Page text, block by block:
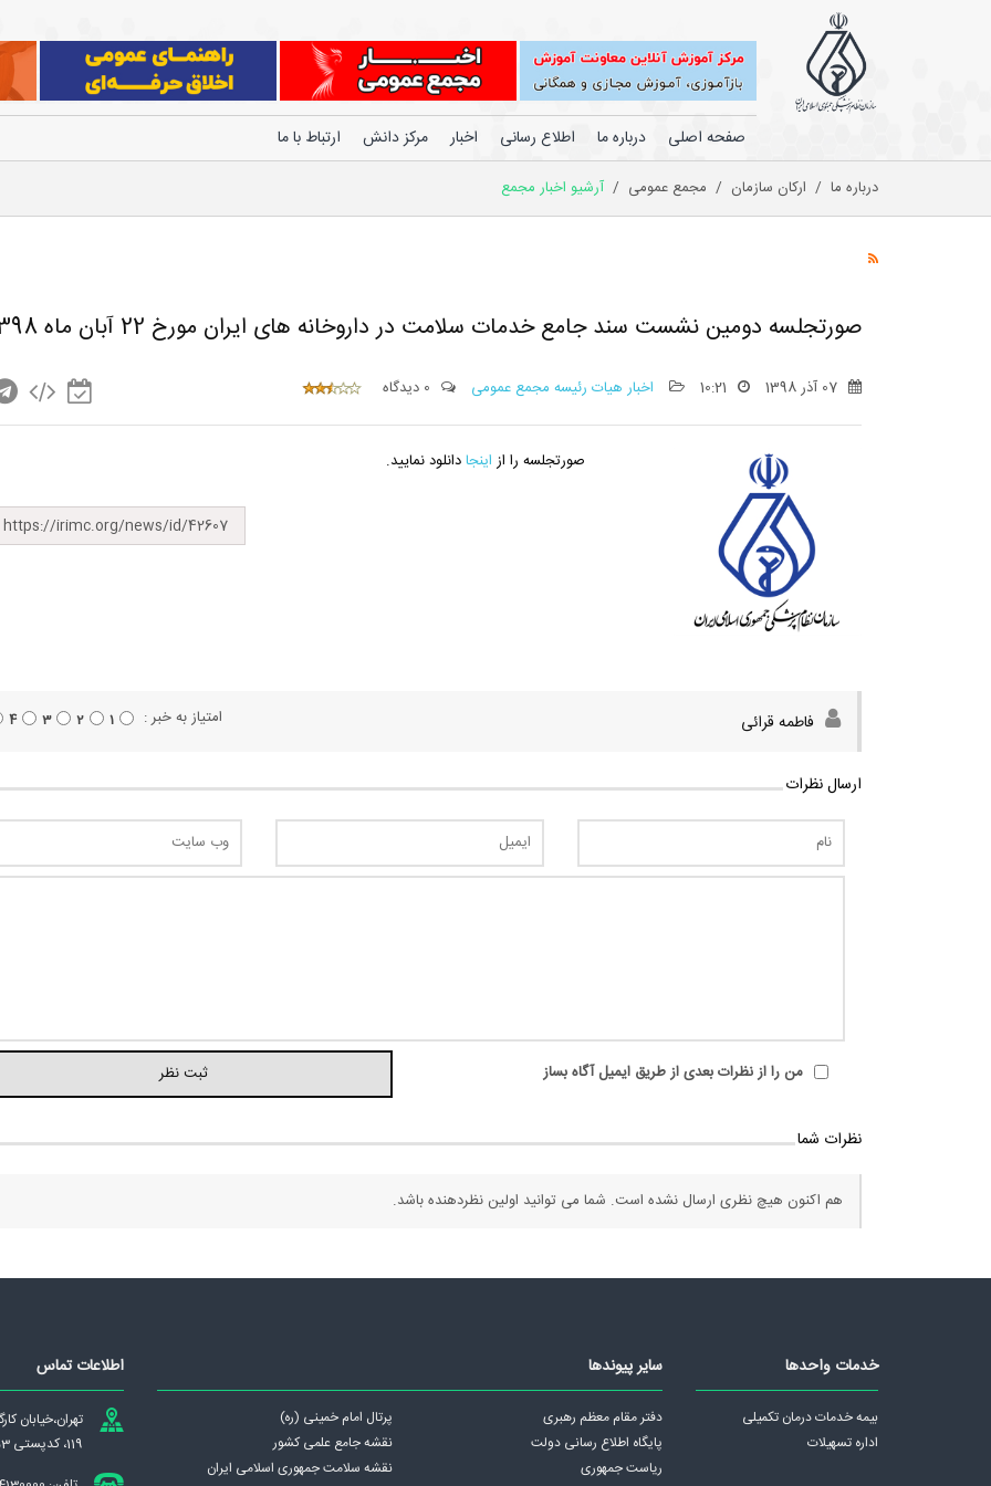
صفحه اصلی درباره ما اطلاع رسانی اخبار مرکز دانش ارتباط با ما
درباره ما / ارکان سازمان / مجمع عمومی / آرشیو اخبار مجمع
صورتجلسه دومین نشست سند جامع خدمات سلامت در داروخانه های ایران مورخ 22 آبان ماه 1398
07 آذر 1398 10:21 اخبار هیات رئیسه مجمع عمومی 0 دیدگاه
صورتجلسه را از اینجادانلود نمایید.
فاطمه قرائی امتیاز به خبر : 1
2
3
4
ارسال نظرات
من را از نظرات بعدی از طریق ایمیل آگاه بساز
نظرات شما
هم اکنون هیچ نظری ارسال نشده است. شما می توانید اولین نظردهنده باشد.
خدمات واحدها
بیمه خدمات درمان تکمیلی
اداره تسهیلات
سایر پیوندها
دفتر مقام معظم رهبری
پايگاه اطلاع رسانی دولت
ریاست جمهوری
پرتال امام خمینی (ره)
نقشه جامع علمی كشور
نقشه سلامت جمهوری اسلامی ايران
اطلاعات تماس
تهران،‌خيابان
119، کدپستی 1439837953